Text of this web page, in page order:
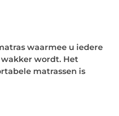
waarmee u iedere
wordt. Het
matrassen is